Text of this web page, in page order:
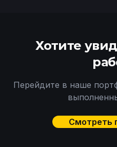
Хотите
Перейдите в наше
Смотреть